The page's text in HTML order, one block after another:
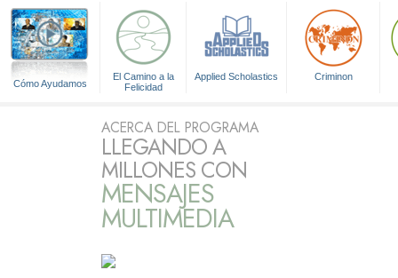
Cómo Ayudamos
El Camino a la
Felicidad
Applied Scholastics Criminon
ACERCA DEL PROGRAMA
LLEGANDO A
MILLONES CON
MENSAJES
MULTIMEDIA